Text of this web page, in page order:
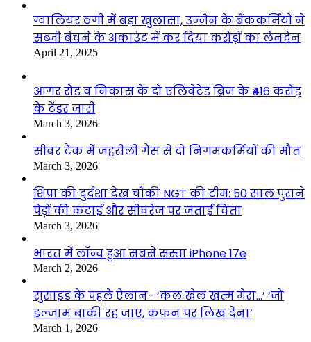
ग्वालियर ठगी में बड़ा खुलासा, उज्जैन के बैंककर्मियों ने
सब्जी बेचने के अकाउंट में कर दिया करोड़ों का लेनदेन
April 21, 2025
आगर रोड व निकास के दो एलिवेटेड ब्रिज के ₹416 करोड़
के टेंडर जारी
March 3, 2026
सीवर टैंक में जहरीली गैस से दो निगमकर्मियों की मौत
March 3, 2026
शिप्रा की दुर्दशा देख चौंकी NGT की टीम: 50 साल पुराने
पेड़ों की कटाई और सीवरेज पर जताई चिंता
March 3, 2026
भारत में लॉन्च हुआ सबसे सस्ता iPhone 17e
March 2, 2026
सुसाइड के पहले ऐलान- ‘कल खेल खत्म मेरा…’ ‘जो
इल्जाम बाकी रह जाए, कफन पर लिख देना’
March 1, 2026